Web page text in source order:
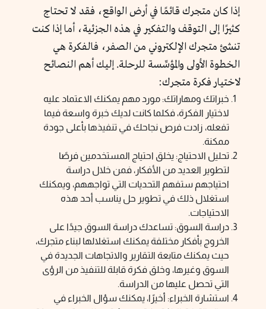
إذا كان متجرك قائمًا في أرض الواقع، فقد لا تحتاج
كثيرًا إلى التوقف والتفكير في هذه الجزئية، أما إذا كنت
تنشئ متجرك الإلكتروني من الصفر، فالفكرة هي
الخطوة الأولى والمؤسِّسة للرحلة. إليك أهم النصائح
لاختيار فكرة متجرك:
خبراتك ومهاراتك: مورد مهم يمكنك الاعتماد عليه
لاختيار الفكرة، فكلما كانت لديك خبرة واسعة فيما
تفعله، زادت فرص نجاحك في تنفيذها بأعلى جودة
ممكنة.
تحليل الاحتياج: يخلق احتياج المستخدمين فرصًا
لتطوير العديد من الأفكار، فمن خلال دراسة
احتياجهم ستفهم التحديات التي تواجههم، ويمكنك
استغلال ذلك في تطوير حل يناسب أحد هذه
الاحتياجات.
دراسة السوق: تساعدك دراسة السوق جيدًا على
الخروج بأفكار مختلفة يمكنك استغلالها لبناء متجرك،
حيث يمكنك متابعة التقارير والاتجاهات الجديدة في
السوق وغيرها، وخلق فكرة قابلة للتنفيذ من الرؤى
التي تحصل عليها من الدراسة.
استشارة الخبراء: أخيرًا، يمكنك سؤال الخبراء في